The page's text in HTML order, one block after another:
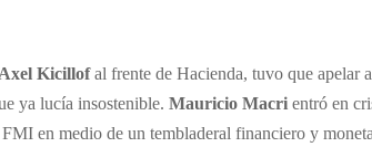
Axel Kicillofal frente de Hacienda, tuvo que apelar a
ya lucía insostenible. Mauricio Macri entró en
en medio de un tembladeral financiero y